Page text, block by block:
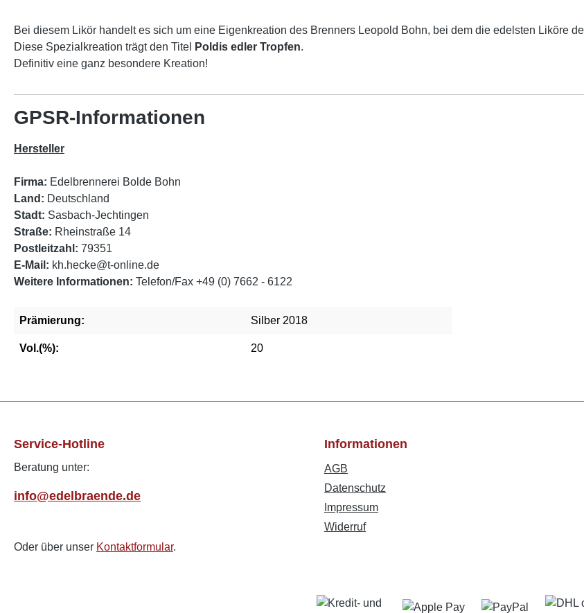
Bei diesem Likör handelt es sich um eine Eigenkreation des Brenners Leopold Bohn, bei dem die edelsten Liköre
Diese Spezialkreation trägt den Titel
Poldis edler Tropfen.
Definitiv eine ganz besondere Kreation!
GPSR-Informationen
Hersteller
Firma: Edelbrennerei Bolde Bohn
Land: Deutschland
Stadt: Sasbach-Jechtingen
Straße: Rheinstraße 14
Postleitzahl: 79351
E-Mail: kh.hecke@t-online.de
Weitere Informationen: Telefon/Fax +49 (0) 7662 - 6122
Prämierung: Silber 2018
Vol.(%): 20
Service-Hotline
Beratung unter:
info@edelbraende.de
Oder über unser Kontaktformular.
Informationen
AGB
Datenschutz
Impressum
Widerruf